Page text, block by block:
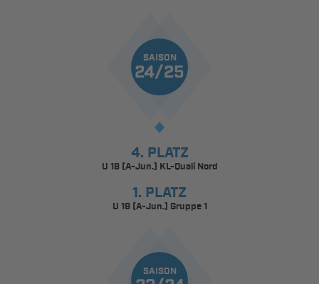
SAISON
24/25
4. PLATZ
U 19 (A-Jun.) KL-Quali Nord
1. PLATZ
U 19 (A-Jun.) Gruppe 1
SAISON